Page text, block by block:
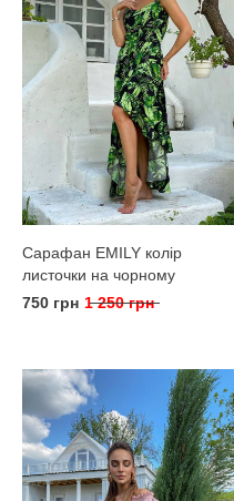
Сарафан EMILY колір
листочки на чорному
750 грн 1 250 грн